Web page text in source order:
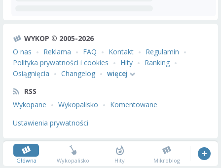
WYKOP © 2005-2026
O nas
Reklama FAQ Kontakt
Regulamin
Polityka prywatności i cookies
Hity
Ranking
Osiągnięcia
Changelog
więcej
RSS
Wykopane
Wykopalisko
Komentowane
Ustawienia prywatności
Główna Wykopalisko Hity Mikroblog